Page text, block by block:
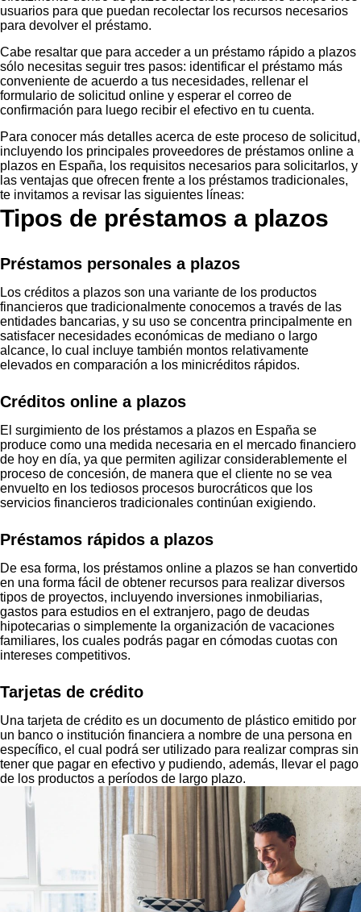
usuarios para que puedan recolectar los recursos necesarios
para devolver el préstamo.
Cabe resaltar que para acceder a un préstamo rápido a plazos
sólo necesitas seguir tres pasos: identificar el préstamo más
conveniente de acuerdo a tus necesidades, rellenar el
formulario de solicitud online y esperar el correo de
confirmación para luego recibir el efectivo en tu cuenta.
Para conocer más detalles acerca de este proceso de solicitud,
incluyendo los principales proveedores de préstamos online a
plazos en España, los requisitos necesarios para solicitarlos, y
las ventajas que ofrecen frente a los préstamos tradicionales,
te invitamos a revisar las siguientes líneas:
Tipos de préstamos a plazos
Préstamos personales a plazos
Los créditos a plazos son una variante de los productos
financieros que tradicionalmente conocemos a través de las
entidades bancarias, y su uso se concentra principalmente en
satisfacer necesidades económicas de mediano o largo
alcance, lo cual incluye también montos relativamente
elevados en comparación a los minicréditos rápidos.
Créditos online a plazos
El surgimiento de los préstamos a plazos en España se
produce como una medida necesaria en el mercado financiero
de hoy en día, ya que permiten agilizar considerablemente el
proceso de concesión, de manera que el cliente no se vea
envuelto en los tediosos procesos burocráticos que los
servicios financieros tradicionales continúan exigiendo.
Préstamos rápidos a plazos
De esa forma, los préstamos online a plazos se han convertido
en una forma fácil de obtener recursos para realizar diversos
tipos de proyectos, incluyendo inversiones inmobiliarias,
gastos para estudios en el extranjero, pago de deudas
hipotecarias o simplemente la organización de vacaciones
familiares, los cuales podrás pagar en cómodas cuotas con
intereses competitivos.
Tarjetas de crédito
Una tarjeta de crédito es un documento de plástico emitido por
un banco o institución financiera a nombre de una persona en
específico, el cual podrá ser utilizado para realizar compras sin
tener que pagar en efectivo y pudiendo, además, llevar el pago
de los productos a períodos de largo plazo.